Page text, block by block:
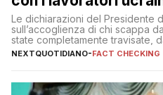
ci sarà)
Le dichiarazioni del Presidente
sull’accoglienza di chi scappa
state completamente travisate,
falsi che girano sui social
NEXTQUOTIDIANO-FACT CHECKING